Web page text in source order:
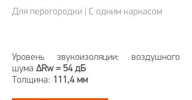
Для перегородки | С одним каркасом
Уровень звукоизоляции: воздушного
шума ΔRw = 54 дБ
Толщина: 111,4 мм